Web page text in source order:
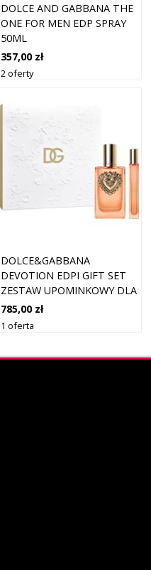
DOLCE AND GABBANA THE
ONE FOR MEN EDP SPRAY
50ML
357,00 zł
2 oferty
DOLCE&GABBANA
DEVOTION EDPI GIFT SET
ZESTAW UPOMINKOWY DLA
KOBIET
785,00 zł
1 oferta